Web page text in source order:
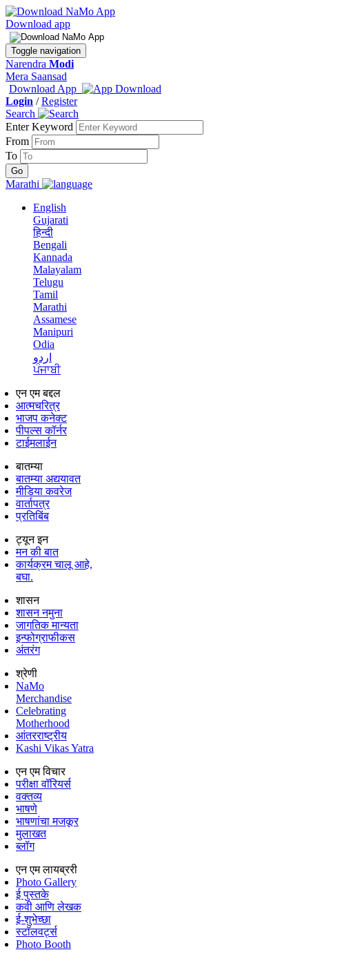
Download app
Toggle navigation
Narendra Modi
Mera Saansad
Download App
Login /Register
Search
Enter Keyword
From
To
Marathi
English
Gujarati
हिन्दी
Bengali
Kannada
Malayalam
Telugu
Tamil
Marathi
Assamese
Manipuri
Odia
اردو
ਪੰਜਾਬੀ
एन एम बद्दल
आत्मचरित्र
भाजप कनेक्ट
पीपल्स कॉर्नर
टाईमलाईन
बातम्या
बातम्या अद्ययावत
मीडिया कवरेज
वार्तापत्र
प्रतिबिंब
ट्यून इन
मन की बात
कार्यक्रम चालू आहे,
बघा.
शासन
शासन नमुना
जागतिक मान्यता
इन्फोग्राफीकस
अंतरंग
श्रेणी
NaMo
Merchandise
Celebrating
Motherhood
आंतरराष्ट्रीय
Kashi Vikas Yatra
एन एम विचार
परीक्षा वॉरियर्स
वक्तव्य
भाषणे
भाषणांचा मजकूर
मुलाखत
ब्लॉग
एन एम लायब्ररी
Photo Gallery
ई पुस्तके
कवी आणि लेखक
ई-शुभेच्छा
स्टॉलवर्ट्स
Photo Booth